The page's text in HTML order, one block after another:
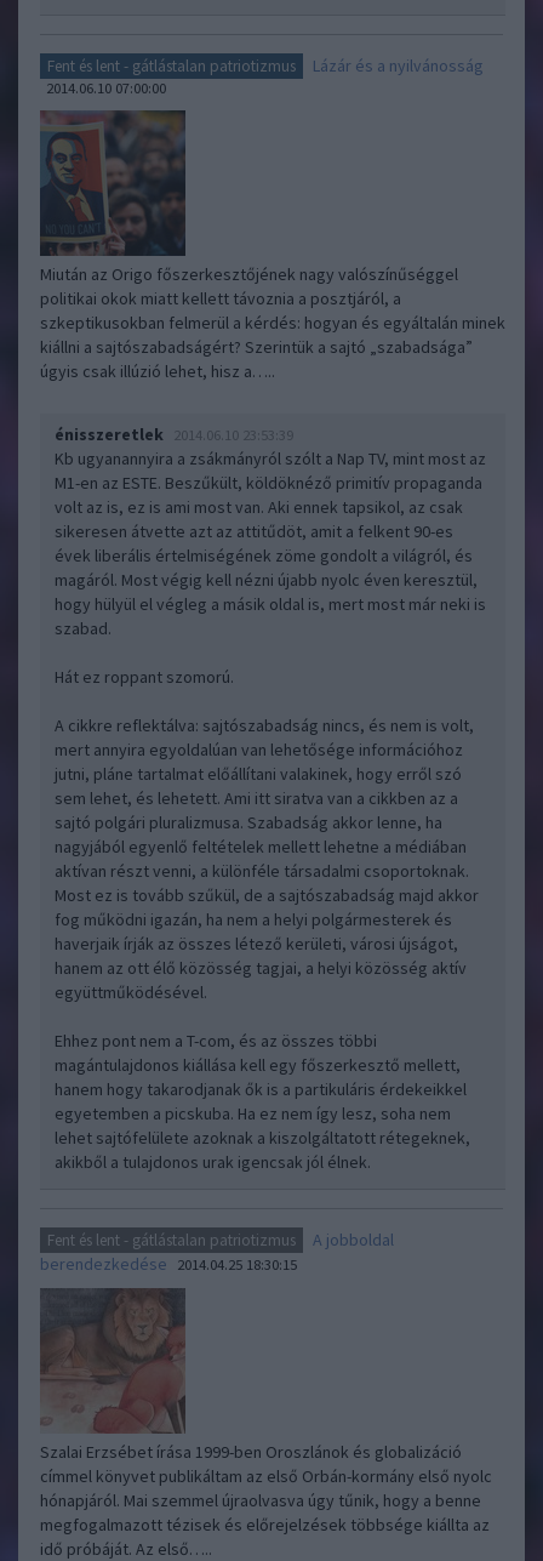
Fent és lent - gátlástalan patriotizmus Lázár és a nyilvánosság
2014.06.10 07:00:00
Miután az Origo főszerkesztőjének nagy valószínűséggel
politikai okok miatt kellett távoznia a posztjáról, a
szkeptikusokban felmerül a kérdés: hogyan és egyáltalán minek
kiállni a sajtószabadságért? Szerintük a sajtó „szabadsága”
úgyis csak illúzió lehet, hisz a…..
énisszeretlek 2014.06.10 23:53:39
Kb ugyanannyira a zsákmányról szólt a Nap TV, mint most az
M1-en az ESTE. Beszűkült, köldöknéző primitív propaganda
volt az is, ez is ami most van. Aki ennek tapsikol, az csak
sikeresen átvette azt az attitűdöt, amit a felkent 90-es
évek liberális értelmiségének zöme gondolt a világról, és
magáról. Most végig kell nézni újabb nyolc éven keresztül,
hogy hülyül el végleg a másik oldal is, mert most már neki is
szabad.
Hát ez roppant szomorú.
A cikkre reflektálva: sajtószabadság nincs, és nem is volt,
mert annyira egyoldalúan van lehetősége információhoz
jutni, pláne tartalmat előállítani valakinek, hogy erről szó
sem lehet, és lehetett. Ami itt siratva van a cikkben az a
sajtó polgári pluralizmusa. Szabadság akkor lenne, ha
nagyjából egyenlő feltételek mellett lehetne a médiában
aktívan részt venni, a különféle társadalmi csoportoknak.
Most ez is tovább szűkül, de a sajtószabadság majd akkor
fog működni igazán, ha nem a helyi polgármesterek és
haverjaik írják az összes létező kerületi, városi újságot,
hanem az ott élő közösség tagjai, a helyi közösség aktív
együttműködésével.
Ehhez pont nem a T-com, és az összes többi
magántulajdonos kiállása kell egy főszerkesztő mellett,
hanem hogy takarodjanak ők is a partikuláris érdekeikkel
egyetemben a picskuba. Ha ez nem így lesz, soha nem
lehet sajtófelülete azoknak a kiszolgáltatott rétegeknek,
akikből a tulajdonos urak igencsak jól élnek.
Fent és lent - gátlástalan patriotizmus
A jobboldal
berendezkedése
2014.04.25 18:30:15
Szalai Erzsébet írása 1999-ben Oroszlánok és globalizáció
címmel könyvet publikáltam az első Orbán-kormány első nyolc
hónapjáról. Mai szemmel újraolvasva úgy tűnik, hogy a benne
megfogalmazott tézisek és előrejelzések többsége kiállta az
idő próbáját. Az első…..